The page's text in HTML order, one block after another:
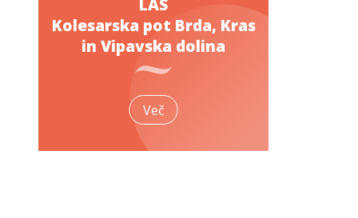
LAS
Kolesarska pot Brda, Kras
in Vipavska dolina
Več